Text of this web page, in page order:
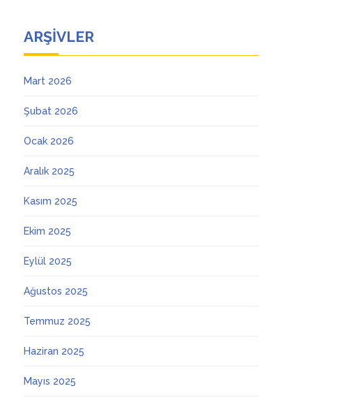
ARŞIVLER
Mart 2026
Şubat 2026
Ocak 2026
Aralık 2025
Kasım 2025
Ekim 2025
Eylül 2025
Ağustos 2025
Temmuz 2025
Haziran 2025
Mayıs 2025